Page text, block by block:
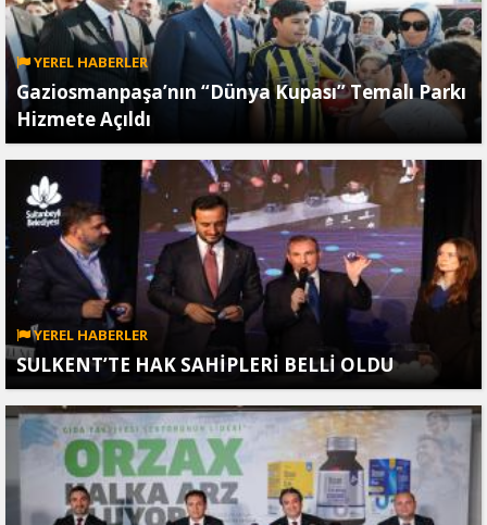
YEREL HABERLER
Gaziosmanpaşa’nın “Dünya Kupası” Temalı Parkı
Hizmete Açıldı
YEREL HABERLER
SULKENT’TE HAK SAHİPLERİ BELLİ OLDU